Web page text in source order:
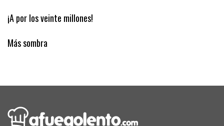
¡A por los veinte millones!
Más sombra